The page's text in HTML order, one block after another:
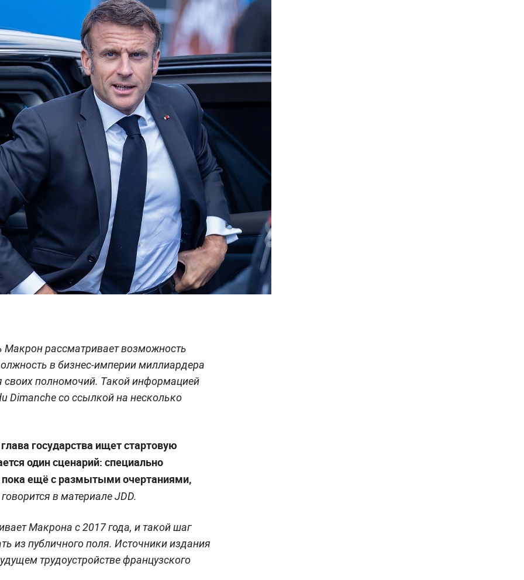
рассматривает возможность
в бизнес-империи миллиардера
своих полномочий. Такой информацией
Dimanche со ссылкой на несколько
государства ищет стартовую
один сценарий: специально
пока ещё с размытыми очертаниями,
в материале JDD.
Макрона с 2017 года, и такой шаг
из публичного поля. Источники издания
трудоустройстве французского